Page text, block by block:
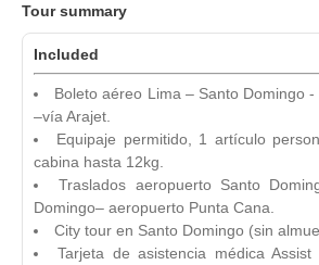
Tour summary
Included
Boleto aéreo Lima – Santo Domingo
–vía Arajet.
Equipaje permitido, 1 artículo
cabina hasta 12kg.
Traslados aeropuerto Santo
Domingo– aeropuerto Punta Cana.
City tour en Santo Domingo (sin
Tarjeta de asistencia médica